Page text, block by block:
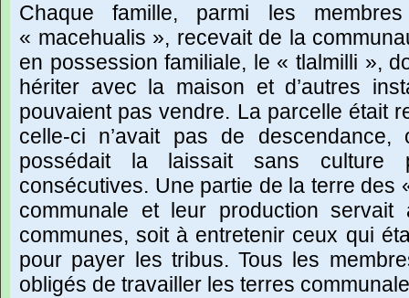
Chaque famille, parmi les
« macehualis », recevait de la
en possession familiale, le « tlalmilli »,
hériter avec la maison et d’autres
pouvaient pas vendre. La parcelle était
celle-ci n’avait pas de
possédait la laissait sans culture
consécutives. Une partie de la terre des
communale et leur production
communes, soit à entretenir ceux qui
pour payer les tribus. Tous les
obligés de travailler les terres